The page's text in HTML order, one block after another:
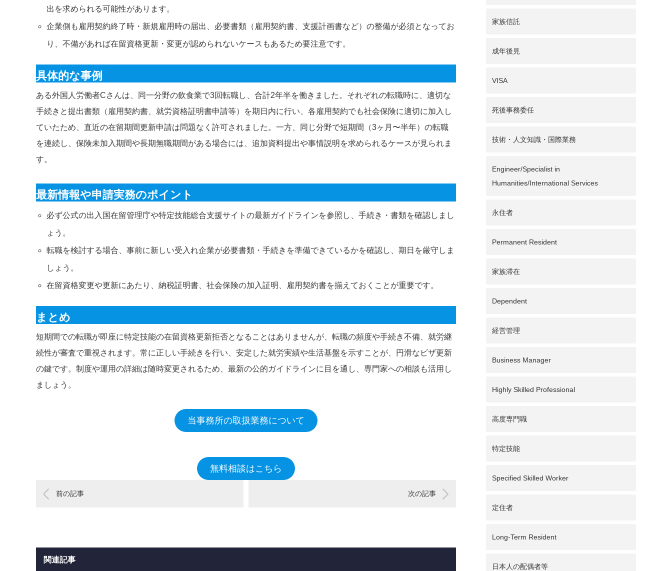
出を求められる可能性があります。
企業側も雇用契約終了時・新規雇用時の届出、必要書類（雇用契約書、支援計画書など）の整備が必須となってお
り、不備があれば在留資格更新・変更が認められないケースもあるため要注意です。
具体的な事例
ある外国人労働者Cさんは、同一分野の飲食業で3回転職し、合計2年半を働きました。それぞれの転職時に、適切な
手続きと提出書類（雇用契約書、就労資格証明書申請等）を期日内に行い、各雇用契約でも社会保険に適切に加入し
ていたため、直近の在留期間更新申請は問題なく許可されました。一方、同じ分野で短期間（3ヶ月〜半年）の転職
を連続し、保険未加入期間や長期無職期間がある場合には、追加資料提出や事情説明を求められるケースが見られま
す。
最新情報や申請実務のポイント
必ず公式の出入国在留管理庁や特定技能総合支援サイトの最新ガイドラインを参照し、手続き・書類を確認しまし
ょう。
転職を検討する場合、事前に新しい受入れ企業が必要書類・手続きを準備できているかを確認し、期日を厳守しま
しょう。
在留資格変更や更新にあたり、納税証明書、社会保険の加入証明、雇用契約書を揃えておくことが重要です。
まとめ
短期間での転職が即座に特定技能の在留資格更新拒否となることはありませんが、転職の頻度や手続き不備、就労継
続性が審査で重視されます。常に正しい手続きを行い、安定した就労実績や生活基盤を示すことが、円滑なビザ更新
の鍵です。制度や運用の詳細は随時変更されるため、最新の公的ガイドラインに目を通し、専門家への相談も活用し
ましょう。
当事務所の取扱業務について
無料相談はこちら
前の記事 次の記事
関連記事
家族信託
成年後見
VISA
死後事務委任
技術・人文知識・国際業務
Engineer/Specialist in
Humanities/International Services
永住者
Permanent Resident
家族滞在
Dependent
経営管理
Business Manager
Highly Skilled Professional
高度専門職
特定技能
Specified Skilled Worker
定住者
Long-Term Resident
日本人の配偶者等